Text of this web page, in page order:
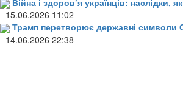
- 15.06.2026 11:02
Трамп перетворює державні символи
- 14.06.2026 22:38